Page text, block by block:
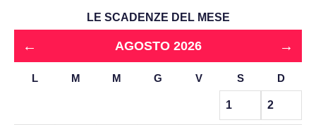
LE SCADENZE DEL MESE
← AGOSTO 2026 →
L M M G V S D
1 2